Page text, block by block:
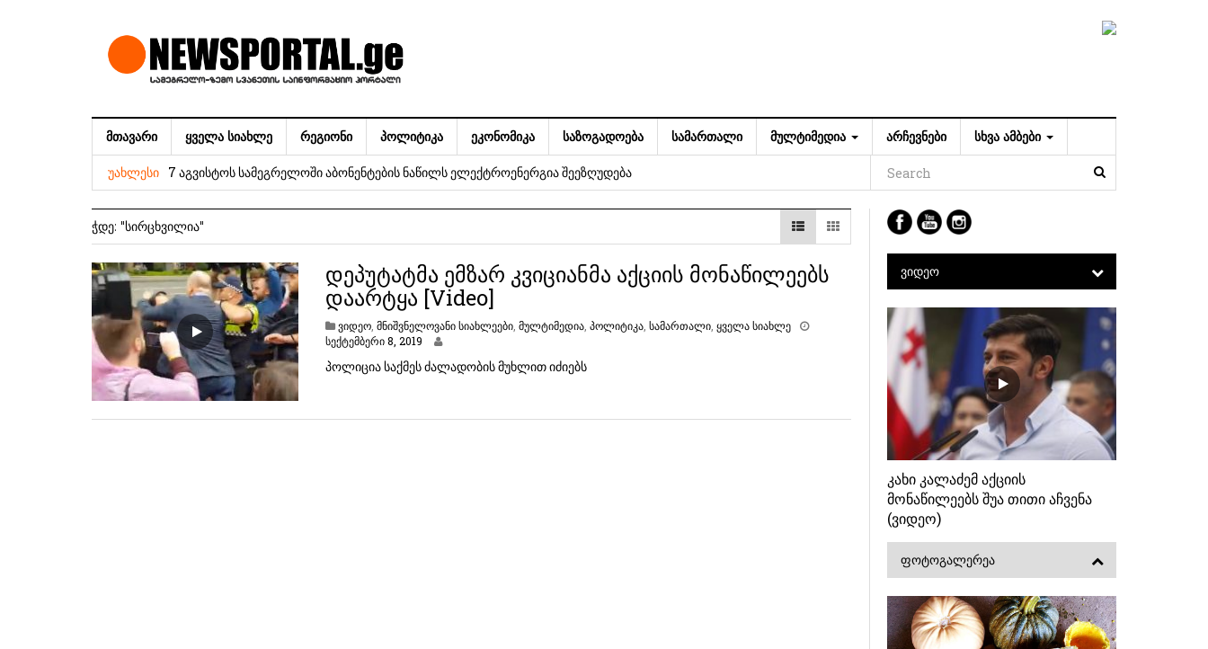
ᲛᲗᲐᲕᲐᲠᲘ ᲧᲕᲔᲚᲐ ᲡᲘᲐᲮᲚᲔ ᲠᲔᲒᲘᲝᲜᲘ ᲞᲝᲚᲘᲢᲘᲙᲐ ᲔᲙᲝᲜᲝᲛᲘᲙᲐ ᲡᲐᲖᲝᲒᲐᲓᲝᲔᲑᲐ ᲡᲐᲛᲐᲠᲗᲐᲚᲘ ᲛᲣᲚᲢᲘᲛᲔᲓᲘᲐ ᲐᲠᲩᲔᲕᲜᲔᲑᲘ ᲡᲮᲕᲐ ᲐᲛᲑᲔᲑᲘ
ᲣᲐᲮᲚᲔᲡᲘ
ეროვნული ვალუტის კურსი
7 აგვისტოს სამეგრელოში აბონენტების ნაწილს ელექტროენერგია შეეზღუდება
საქართველოს გათავისუფლება – სააკაშვილი
„ნაციონალური მოძრაობის“ დროებითი მმართველი საბჭოს თავმჯდომარე ირაკლი ფავლენიშვილი იქნება,
რეფორმების საბჭოს თავმჯდომარე – მიხეილ სააკაშვილი, ხოლო აღმასრულებელი მდივანი – ნანუკა
ჟორჟოლიანი
6 აგვისტოს სამეგრელოში აბონენტების ნაწილს ელექტროენერგია შეეზღუდება
ᲭᲓᲔ: "ᲡᲘᲠᲪᲮᲕᲘᲚᲘᲐ"
დეპუტატმა ემზარ კვიციანმა აქციის მონაწილეებს
დაარტყა [Video]
ვიდეო მნიშვნელოვანი სიახლეები მულტიმედია პოლიტიკა სამართალი ყველა სიახლე
სექტემბერი 8, 2019
ქ
მ
პოლიცია საქმეს ძალადობის მუხლით იძიებს
ᲕᲘᲓᲔᲝ
კახი კალაძემ აქციის
მონაწილეებს შუა თითი აჩვენა
(ვიდეო)
ᲤᲝᲢᲝᲒᲐᲚᲔᲠᲔᲐ